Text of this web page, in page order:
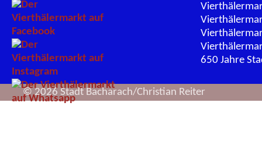
650 Jahre
© 2026 Stadt Bacharach/Christian Reiter